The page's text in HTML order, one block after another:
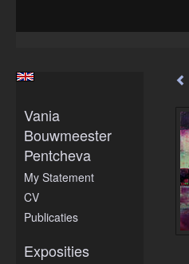
Vania
Bouwmeester
Pentcheva
My Statement
CV
Publicaties
Exposities